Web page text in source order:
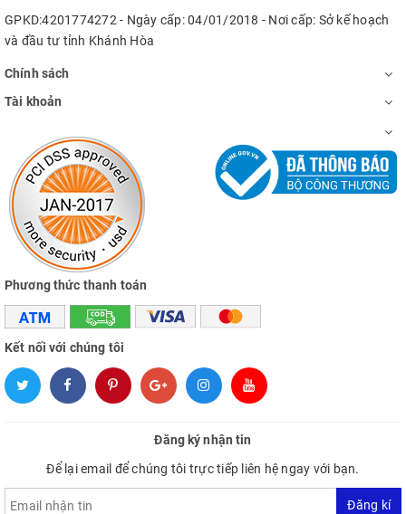
GPKD:4201774272 - Ngày cấp: 04/01/2018 - Nơi cấp: Sở kế hoạch
và đầu tư tỉnh Khánh Hòa
Chính sách
Tài khoản
Phương thức thanh toán
Kết nối với chúng tôi
Đăng ký nhận tin
Để lại email để chúng tôi trực tiếp liên hệ ngay với bạn.
Đăng kí